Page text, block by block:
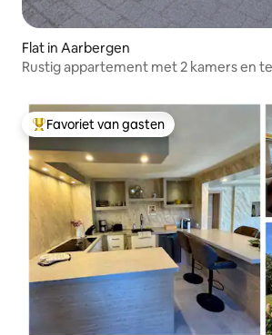
Flat in Aarbergen
Rustig appartement met 2 kamers en
Topfavoriet van gasten
Favoriet van gasten